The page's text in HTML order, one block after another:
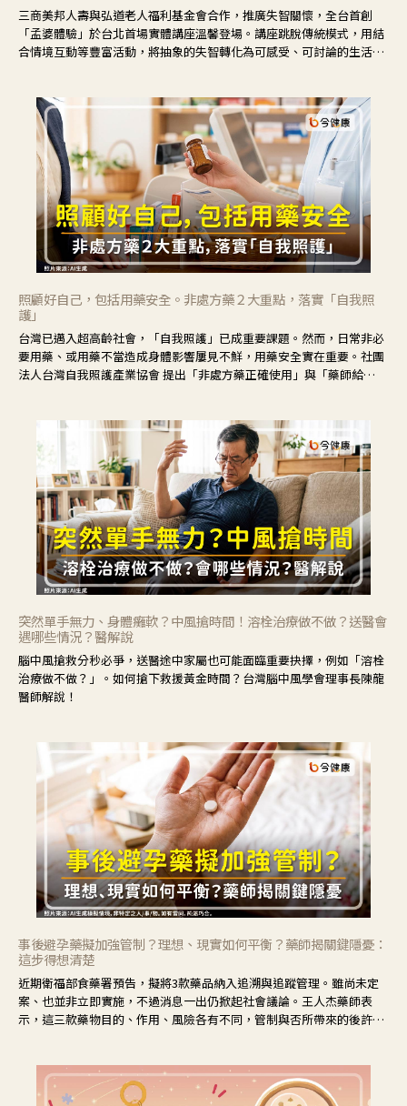
三商美邦人壽與弘道老人福利基金會合作，推廣失智關懷，全台首創
「孟婆體驗」於台北首場實體講座溫馨登場。講座跳脫傳統模式，用結
合情境互動等豐富活動，將抽象的失智轉化為可感受、可討論的生活情
照顧好自己，包括用藥安全。非處方藥２大重點，落實「自我照
護」
台灣已邁入超高齡社會，「自我照護」已成重要課題。然而，日常非必
要用藥、或用藥不當造成身體影響屢見不鮮，用藥安全實在重要。社團
法人台灣自我照護產業協會 提出「非處方藥正確使用」與「藥師給
突然單手無力、身體癱軟？中風搶時間！溶栓治療做不做？送醫會
遇哪些情況？醫解說
腦中風搶救分秒必爭，送醫途中家屬也可能面臨重要抉擇，例如「溶栓
治療做不做？」。如何搶下救援黃金時間？台灣腦中風學會理事長陳龍
醫師解說！
事後避孕藥擬加強管制？理想、現實如何平衡？藥師揭關鍵隱憂：
這步得想清楚
近期衛福部食藥署預告，擬將3款藥品納入追溯與追蹤管理。雖尚未定
案、也並非立即實施，不過消息一出仍掀起社會議論。王人杰藥師表
示，這三款藥物目的、作用、風險各有不同，管制與否所帶來的後許影